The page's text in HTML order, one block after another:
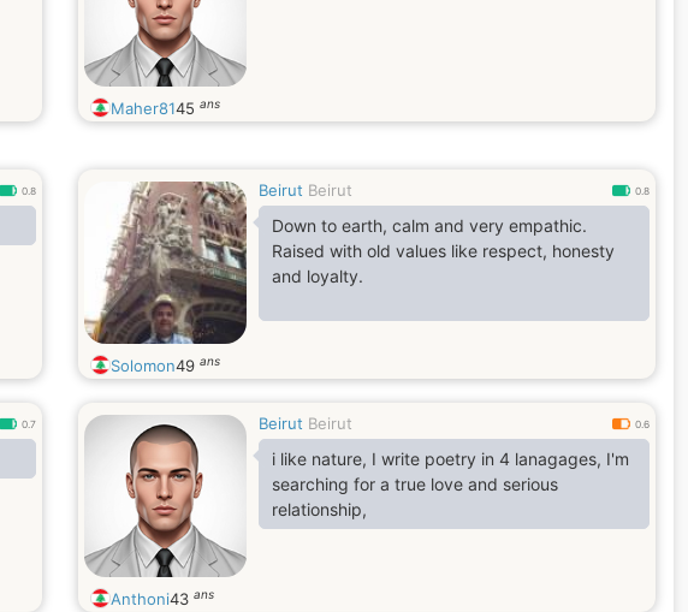
Maher8145 ans
0.8 Beirut Beirut 0.8
Down to earth, calm and very empathic.
Raised with old values like respect, honesty
and loyalty.
Solomon49 ans
0.7 Beirut Beirut 0.6
i like nature, I write poetry in 4 lanagages, I'm
searching for a true love and serious
relationship,
Anthoni43 ans